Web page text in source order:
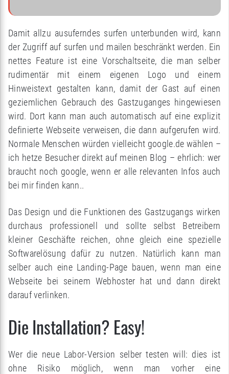
Damit allzu ausuferndes surfen unterbunden wird, kann
der Zugriff auf surfen und mailen beschränkt werden. Ein
nettes Feature ist eine Vorschaltseite, die man selber
rudimentär mit einem eigenen Logo und einem
Hinweistext gestalten kann, damit der Gast auf einen
geziemlichen Gebrauch des Gastzuganges hingewiesen
wird. Dort kann man auch automatisch auf eine explizit
definierte Webseite verweisen, die dann aufgerufen wird.
Normale Menschen würden vielleicht google.de wählen –
ich hetze Besucher direkt auf meinen Blog – ehrlich: wer
braucht noch google, wenn er alle relevanten Infos auch
bei mir finden kann..
Das Design und die Funktionen des Gastzugangs wirken
durchaus professionell und sollte selbst Betreibern
kleiner Geschäfte reichen, ohne gleich eine spezielle
Softwarelösung dafür zu nutzen. Natürlich kann man
selber auch eine Landing-Page bauen, wenn man eine
Webseite bei seinem Webhoster hat und dann direkt
darauf verlinken.
Die Installation? Easy!
Wer die neue Labor-Version selber testen will: dies ist
ohne Risiko möglich, wenn man vorher eine